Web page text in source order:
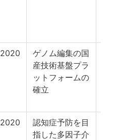
2020
ゲノム編集の国
産技術基盤プラ
ットフォームの
確立
2020
認知症予防を目
指した多因子介